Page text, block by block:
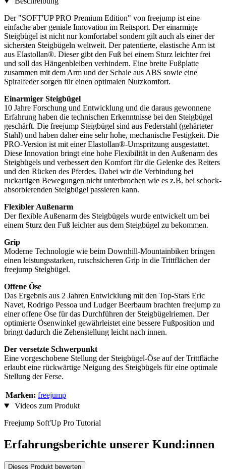
Der "SOFT'UP PRO Premium Edition" von freejump ist eine
einfache aber geniale Innovation im Reitsport. Der einarmige
Steigbügel ist nicht nur komfortabel sondern gilt auch als einer der
sichersten Steigbügeln weltweit. Der patentierte, elastische Arm ist
aus Elastollan®. Dieser gibt den Fuß bei einem Sturz leichter frei
und soll das Hängenbleiben verhindern. Eine breite Fußplatte
zusammen mit dem Arm und der Schale aus ABS sowie eine
Spiralfeder sorgen für einen optimalen Nutzkomfort.
Einarmiger Steigbügel
10 Jahre Forschung und Entwicklung und die daraus gewonnene
Erfahrung haben die technischen Erkenntnisse bei den Steigbügel
geschärft. Die freejump Steigbügel sind aus Federstahl (gehärteter
Stahl) und haben daher eine sehr hohe, mechanische Festigkeit. Die
PRO-Version ist mit einer Elastollan®-Umspritzung ausgestattet.
Diese Innovation bringt eine hohe Flexibilität in den Außenarm des
Steigbügels und verbessert den Komfort für die Gelenke des Reiters
und den Rücken des Pferdes. Dabei wir die Verbindung bei
ruckartigen Bewegungen nicht unterbrochen wie es z.B. bei schock-
absorbierenden Steigbügel passieren kann.
Flexibler Außenarm
Der flexible Außenarm des Steigbügels wurde entwickelt um bei
einem Sturz den Fuß leichter aus dem Steigbügel zu bekommen.
Grip
Moderne Technologie wie beim Downhill-Mountainbiken bringen
einen leistungsstarken, rutschsicheren Grip in die Trittflächen der
freejump Steigbügel.
Offene Öse
Das Ergebnis aus 2 Jahren Entwicklung mit den Top-Stars Eric
Navet, Rodrigo Pessoa und Ludger Beerbaum brachten freejump zu
einer offene Öse für das Durchführen der Steigbügelriemen. Der
optimierte Ösenwinkel gewährleistet eine bessere Fußposition und
bringt dadurch die Zehenstellung leicht nach innen.
Der versetzte Schwerpunkt
Eine vorgeschobene Stellung der Steigbügel-Öse auf der Trittfläche
erlaubt eine rückwärtige Neigung des Steigbügels für eine optimale
Stellung der Ferse.
Marken: freejump
Videos zum Produkt
Freejump Soft'Up Pro Tutorial
Erfahrungsberichte unserer Kund:innen
Dieses Produkt bewerten